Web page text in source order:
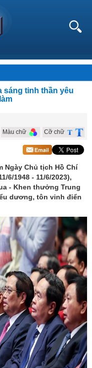
sáng tinh thần yêu
Cỡ chữ
Màu chữ
Ngày Chủ tịch Hồ Chí
6/1948 - 11/6/2023),
- Khen thưởng Trung
dương, tôn vinh điển